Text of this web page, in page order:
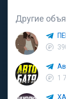
Другие
1